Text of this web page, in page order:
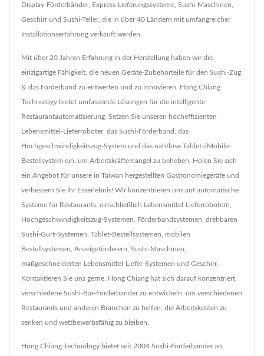
Display-Förderbänder, Express-Lieferungssysteme, Sushi-Maschinen,
Geschirr und Sushi-Teller, die in über 40 Ländern mit umfangreicher
Installationserfahrung verkauft werden.
Mit über 20 Jahren Erfahrung in der Herstellung haben wir die
einzigartige Fähigkeit, die neuen Geräte-Zubehörteile für den Sushi-Zug
& das Förderband zu entwerfen und zu innovieren. Hong Chiang
Technology bietet umfassende Lösungen für die intelligente
Restaurantautomatisierung. Setzen Sie unseren hocheffizienten
Lebensmittel-Lieferroboter, das Sushi-Förderband, das
Hochgeschwindigkeitszug-System und das nahtlose Tablet-/Mobile-
Bestellsystem ein, um Arbeitskräftemangel zu beheben. Holen Sie sich
ein Angebot für unsere in Taiwan hergestellten Gastronomiegeräte und
verbessern Sie Ihr Esserlebnis! Wir konzentrieren uns auf automatische
Systeme für Restaurants, einschließlich Lebensmittel-Lieferrobotern,
Hochgeschwindigkeitszug-Systemen, Förderbandsystemen, drehbaren
Sushi-Gurt-Systemen, Tablet-Bestellsystemen, mobilen
Bestellsystemen, Anzeigeförderern, Sushi-Maschinen,
maßgeschneiderten Lebensmittel-Liefer-Systemen und Geschirr.
Kontaktieren Sie uns gerne. Hong Chiang hat sich darauf konzentriert,
verschiedene Sushi-Bar-Förderbänder zu entwickeln, um verschiedenen
Restaurants und anderen Branchen zu helfen, die Arbeitskosten zu
senken und wettbewerbsfähig zu bleiben.
Hong Chiang Technology bietet seit 2004 Sushi-Förderbänder an,